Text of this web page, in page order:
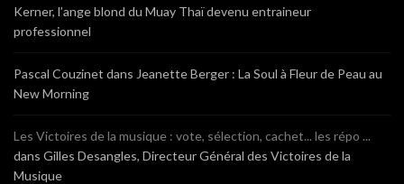
Kerner, l’ange blond du Muay Thaï devenu entraineur
professionnel
Pascal Couzinet dans Jeanette Berger : La Soul à Fleur de Peau au
New Morning
Les Victoires de la musique : vote, sélection, cachet... les répo ...
dans Gilles Desangles, Directeur Général des Victoires de la
Musique